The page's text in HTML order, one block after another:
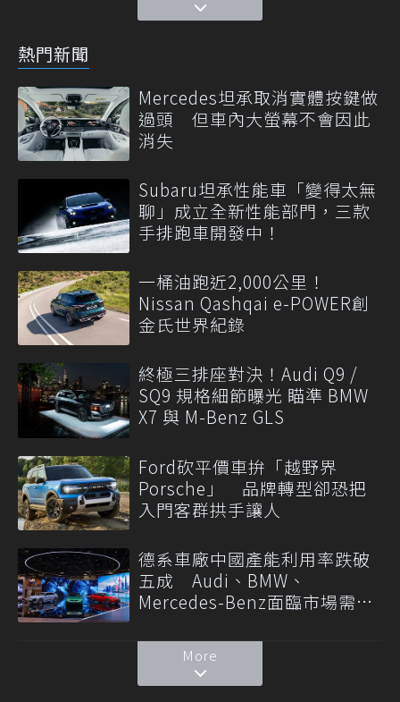
熱門新聞
Mercedes坦承取消實體按鍵做
過頭 但車內大螢幕不會因此
消失
Subaru坦承性能車「變得太無
聊」成立全新性能部門，三款
手排跑車開發中！
一桶油跑近2,000公里！
Nissan Qashqai e-POWER創
金氏世界紀錄
終極三排座對決！Audi Q9 /
SQ9 規格細節曝光 瞄準 BMW
X7 與 M-Benz GLS
Ford砍平價車拚「越野界
Porsche」 品牌轉型卻恐把
入門客群拱手讓人
德系車廠中國產能利用率跌破
五成 Audi、BMW、
Mercedes-Benz面臨市場需求
More